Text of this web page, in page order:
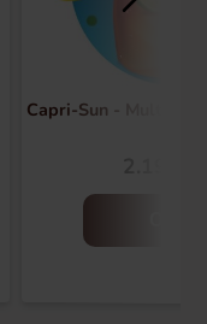
Capri-Sun -